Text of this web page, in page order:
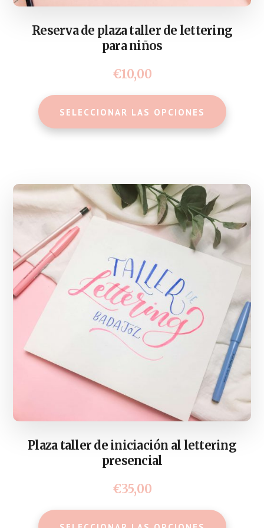
Reserva de plaza taller de lettering
para niños
€10,00
SELECCIONAR LAS OPCIONES
Las
elegir
de
Plaza taller de iniciación al lettering
presencial
€35,00